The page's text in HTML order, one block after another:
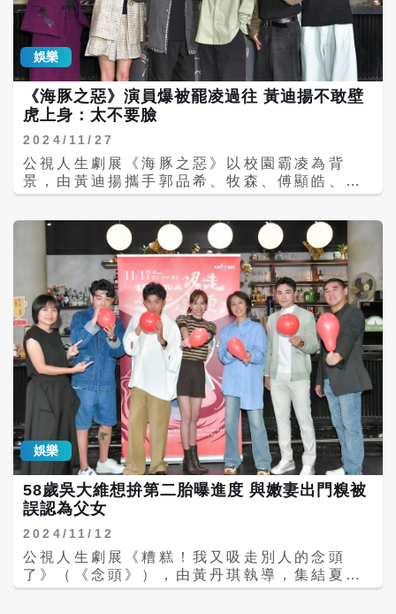
娛樂
《海豚之惡》演員爆被罷凌過往 黃迪揚不敢壁
虎上身：太不要臉
2024/11/27
公視人生劇展《海豚之惡》以校園霸凌為背
景，由黃迪揚攜手郭品希、牧森、傅顯皓、陳
鼎中、宸頤等主演，並由電影《壞男孩》導演
虎黃迪揚、以及飾演史艾瑪的男友小任牧森，
兩人表示《影后》走紅後，並未感受到太大變
化，黃迪揚甚至表示，因為業界要消化片量，
開案量變少，他沒有因為拿到金鐘跟《影后》
多接到戲，倒是導演游智涵注意到兩人的IG訂
閱人數，目前已經從數千到破萬，讓黃迪揚笑
說：「你是睡覺前都在確認每個人的粉絲追蹤
數嗎？」 《海豚之惡》取材自編劇趙心馳同學
的親身經歷，當年曾入圍105年優良劇本。劇
情描述一起發生在期末考後校園的懸疑命案，
讓五名留在學校的嫌疑犯浮上檯面，調查發現
他們之間關係複雜，校園霸凌與彼此間人際、
家庭問題也逐漸浮現。 電影《默殺》與韓國影
集《黑暗榮耀》都聚焦校園罷凌，而片中年輕
演員或多或少都遇過被罷凌的狀況。郭品希國
二時身高僅158，他說自己個性當時比較皮、
瘋瘋顛顛，因此被同學討厭，每天輪流藏他的
手機、鉛筆盒、水壺，或把他的東西從3樓丟
到1樓，或是拿他水壺去接雨水。郭品希後來
跟家人說想轉學，換個新環境後居然身高就抽
高，現在身高185公分，不太再遇到被欺負的
娛樂
58歲吳大維想拚第二胎曝進度 與嫩妻出門糗被
誤認為父女
2024/11/12
公視人生劇展《糟糕！我又吸走別人的念頭
了》（《念頭》），由黃丹琪執導，集結夏于
喬、曾少宗、是元介、張詩盈、吳大維和胡瑋